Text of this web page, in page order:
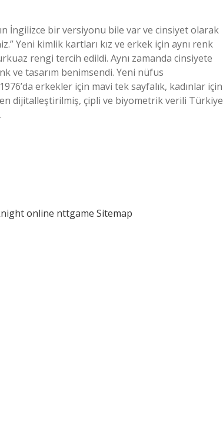
İngilizce bir versiyonu bile var ve cinsiyet olarak
Yeni kimlik kartları kız ve erkek için aynı renk
rengi tercih edildi. Aynı zamanda cinsiyete
ve tasarım benimsendi. Yeni nüfus
erkekler için mavi tek sayfalık, kadınlar için
dijitalleştirilmiş, çipli ve biyometrik verili Türkiye
online nttgame Sitemap